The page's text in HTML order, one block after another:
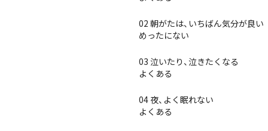
02 朝がたは、いちばん気分が良い
めったにない
03 泣いたり、泣きたくなる
よくある
04 夜、よく眠れない
よくある